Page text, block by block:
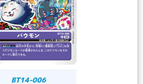
BT14-006